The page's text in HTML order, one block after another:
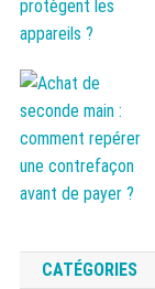
CATÉGORIES